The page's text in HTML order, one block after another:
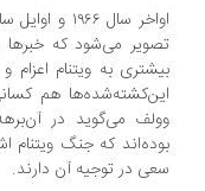
می‌شود که خبرها روز
به ویتنام اعزام و
هم کسانی
می‌گوید در آن‌برهه
که جنگ ویتنام
در توجیه آن دارند.